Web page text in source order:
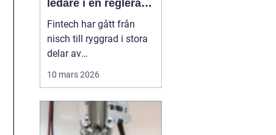
ledare i en reglerad
tillväxtbransch
Fintech har gått från
nisch till ryggrad i stora
delar av
banker och skapar helt
nya affärsmodeller.
10 mars 2026